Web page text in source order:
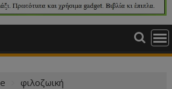
φιλοζωική